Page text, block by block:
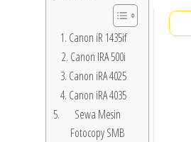
Canon iR 1435if
Canon IRA 500i
Canon iRA 4025
Canon iRA 4035
Sewa Mesin
Fotocopy SMB